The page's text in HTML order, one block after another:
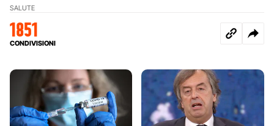
SALUTE
1851
CONDIVISIONI